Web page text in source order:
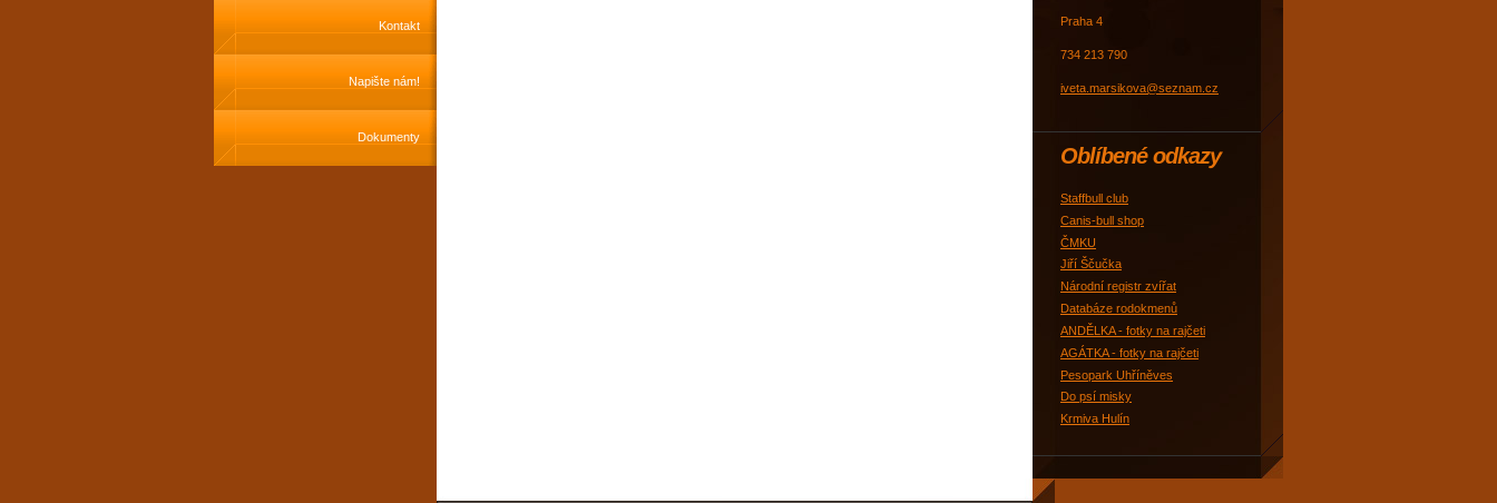
Kontakt
Napište nám!
Dokumenty
Praha 4
734 213 790
iveta.marsikova@seznam.cz
Oblíbené odkazy
Staffbull club
Canis-bull shop
ČMKU
Jiří Ščučka
Národní registr zvířat
Databáze rodokmenů
ANDĚLKA - fotky na rajčeti
AGÁTKA - fotky na rajčeti
Pesopark Uhříněves
Do psí misky
Krmiva Hulín